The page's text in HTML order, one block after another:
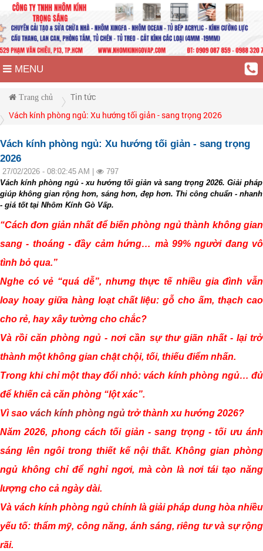
MENU
Trang chủ
Tin tức
Vách kính phòng ngủ: Xu hướng tối giản - sang trọng 2026
Vách kính phòng ngủ: Xu hướng tối giản - sang trọng
2026
27/02/2026 - 08:02:45 AM |
797
Vách kính phòng ngủ - xu hướng tối giản và sang trọng 2026. Giải pháp
giúp không gian rộng hơn, sáng hơn, đẹp hơn. Thi công chuẩn - nhanh
- giá tốt tại Nhôm Kính Gò Vấp.
“Cách đơn giản nhất để biến phòng ngủ thành không gian
sang - thoáng - đầy cảm hứng… mà 99% người đang vô
tình bỏ qua.”
Nghe có vẻ “quá dễ”, nhưng thực tế nhiều gia đình vẫn
loay hoay giữa hàng loạt chất liệu: gỗ cho ấm, thạch cao
cho rẻ, hay xây tường cho chắc?
Và rồi căn phòng ngủ - nơi cần sự thư giãn nhất - lại trở
thành một không gian chật chội, tối, thiếu điểm nhấn.
Trong khi chỉ một thay đổi nhỏ: vách kính phòng ngủ… đủ
để khiến cả căn phòng “lột xác”.
Vì sao vách kính phòng ngủ trở thành xu hướng 2026?
Năm 2026, phong cách tối giản - sang trọng - tối ưu ánh
sáng lên ngôi trong thiết kế nội thất. Không gian phòng
ngủ không chỉ để nghỉ ngơi, mà còn là nơi tái tạo năng
lượng cho cả ngày dài.
Và vách kính phòng ngủ chính là giải pháp dung hòa nhiều
yếu tố: thẩm mỹ, công năng, ánh sáng, riêng tư và sự rộng
rãi.